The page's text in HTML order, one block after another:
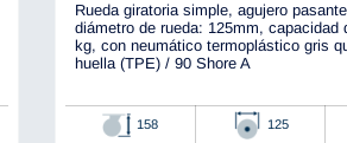
Rueda giratoria simple, agujero
diámetro de rueda: 125mm, capacidad
kg, con neumático termoplástico gris
huella (TPE) / 90 Shore A
158 125